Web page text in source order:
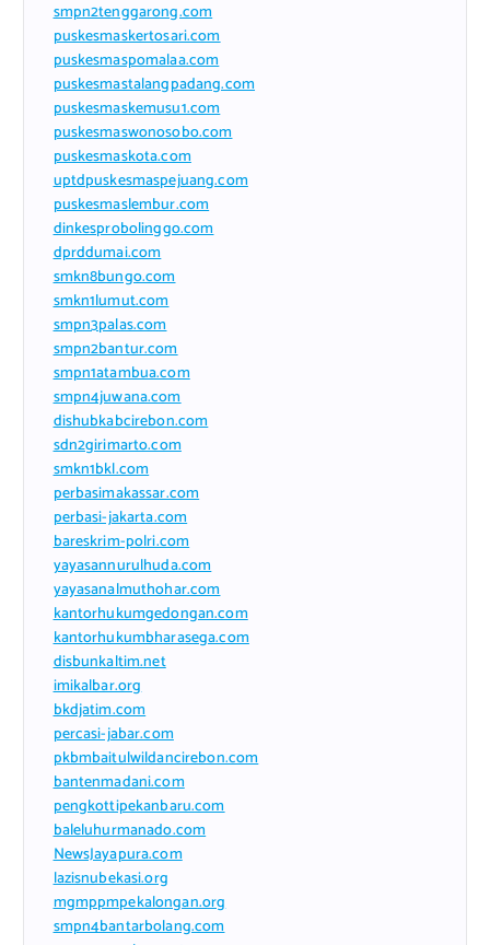
smpn2tenggarong.com
puskesmaskertosari.com
puskesmaspomalaa.com
puskesmastalangpadang.com
puskesmaskemusu1.com
puskesmaswonosobo.com
puskesmaskota.com
uptdpuskesmaspejuang.com
puskesmaslembur.com
dinkesprobolinggo.com
dprddumai.com
smkn8bungo.com
smkn1lumut.com
smpn3palas.com
smpn2bantur.com
smpn1atambua.com
smpn4juwana.com
dishubkabcirebon.com
sdn2girimarto.com
smkn1bkl.com
perbasimakassar.com
perbasi-jakarta.com
bareskrim-polri.com
yayasannurulhuda.com
yayasanalmuthohar.com
kantorhukumgedongan.com
kantorhukumbharasega.com
disbunkaltim.net
imikalbar.org
bkdjatim.com
percasi-jabar.com
pkbmbaitulwildancirebon.com
bantenmadani.com
pengkottipekanbaru.com
baleluhurmanado.com
NewsJayapura.com
lazisnubekasi.org
mgmppmpekalongan.org
smpn4bantarbolang.com